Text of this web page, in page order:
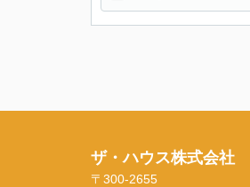
ザ・ハウス株式会社
〒300-2655